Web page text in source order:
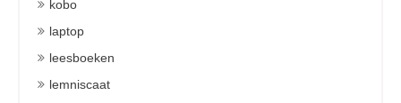
kobo
laptop
leesboeken
lemniscaat